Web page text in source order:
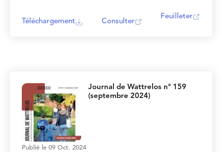
Téléchargement Consulter
Feuilleter
Journal de Wattrelos n° 159
(septembre 2024)
Publié le 09 Oct. 2024